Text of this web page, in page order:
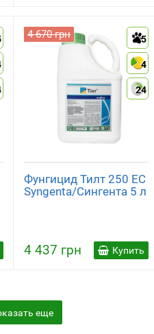
5
4
24
4 670 грн
Фунгицид Тилт 250 EC
Syngenta/Сингента 5 л
4 437 грн Купить
еще